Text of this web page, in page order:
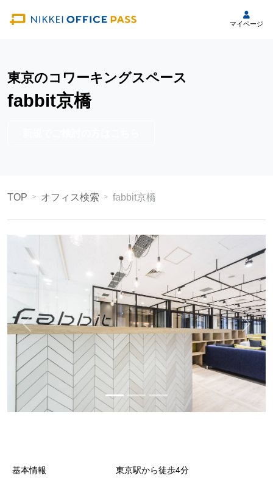
マイページ
東京のコワーキングスペース
fabbit京橋
TOP オフィス検索 fabbit京橋
基本情報 東京駅から徒歩4分